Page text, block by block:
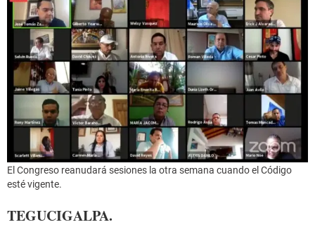
El Congreso reanudará sesiones la otra semana cuando el Código
esté vigente.
TEGUCIGALPA.